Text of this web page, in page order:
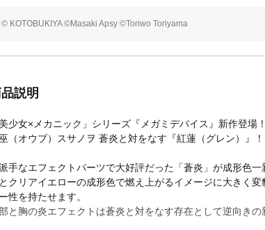
© KOTOBUKIYA ©Masaki Apsy ©Toriwo Toriyama
説明
美少女×メカニック」シリーズ『メガミデバイス』新作登場！
（オウブ）スサノヲ 蒼炎と対をなす『紅蓮（グレン）』！
派手なエフェクトパーツで大好評だった「蒼炎」が成形色一
クリアイエローの成形色で燃え上がるイメージに大きく
性を持たせます。
と胸の炎エフェクトは蒼炎と対をなす存在として逆向きの